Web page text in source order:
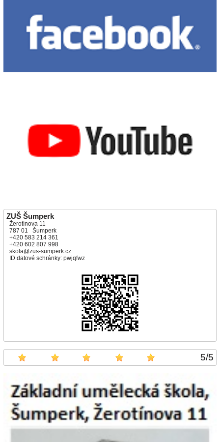
ZUŠ Šumperk
Žerotínova 11
787 01 Šumperk
+420 583 214 361
+420 602 807 998
skola@zus-sumperk.cz
ID datové schránky: pwjqfwz
5/5